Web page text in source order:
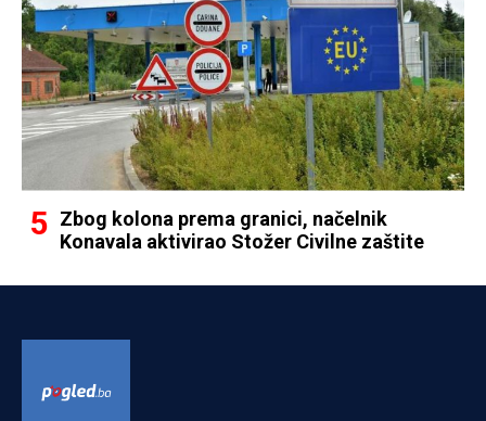
Zbog kolona prema granici, načelnik
Konavala aktivirao Stožer Civilne zaštite